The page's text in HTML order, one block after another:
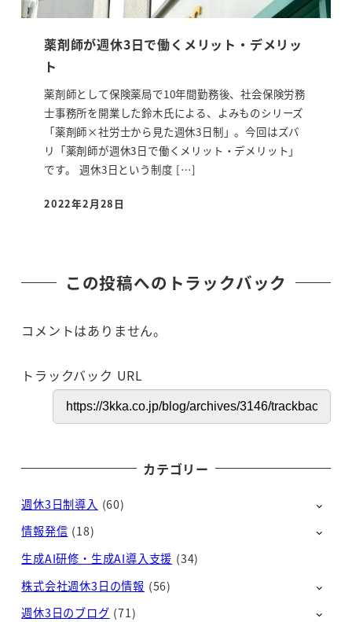
薬剤師が週休3日で働くメリット・デメリッ
ト
薬剤師として保険薬局で10年間勤務後、社会保険労務
士事務所を開業した鈴木氏による、よみものシリーズ
「薬剤師×社労士から見た週休3日制」。今回はズバ
リ「薬剤師が週休3日で働くメリット・デメリット」
です。 週休3日という制度 […]
投稿日
2022年2月28日
この投稿へのトラックバック
コメントはありません。
トラックバック URL
カテゴリー
週休3日制導入 (60)
情報発信 (18)
生成AI研修・生成AI導入支援 (34)
株式会社週休3日の情報 (56)
週休3日のブログ (71)